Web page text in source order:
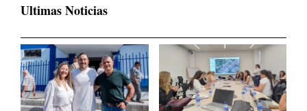
Ultimas Noticias